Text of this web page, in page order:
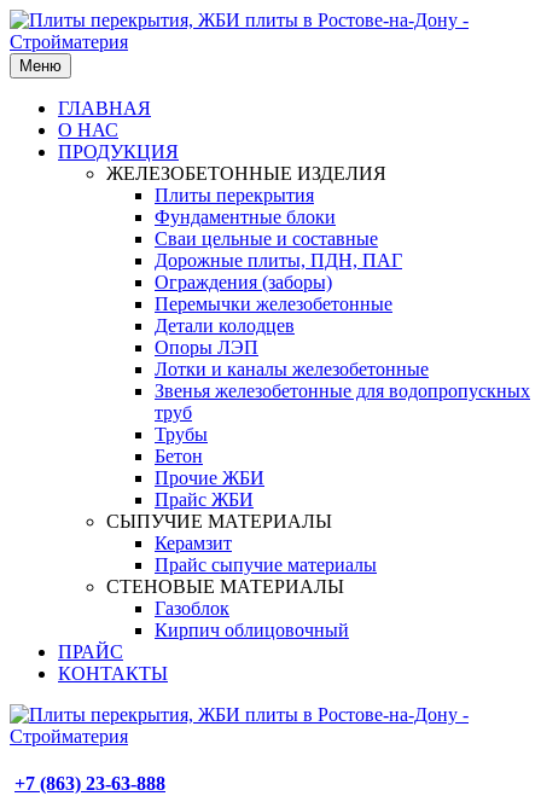
Меню
ГЛАВНАЯ
О НАС
ПРОДУКЦИЯ
ЖЕЛЕЗОБЕТОННЫЕ ИЗДЕЛИЯ
Плиты перекрытия
Фундаментные блоки
Сваи цельные и составные
Дорожные плиты, ПДН, ПАГ
Ограждения (заборы)
Перемычки железобетонные
Детали колодцев
Опоры ЛЭП
Лотки и каналы железобетонные
Звенья железобетонные для водопропускных
труб
Трубы
Бетон
Прочие ЖБИ
Прайс ЖБИ
СЫПУЧИЕ МАТЕРИАЛЫ
Керамзит
Прайс сыпучие материалы
СТЕНОВЫЕ МАТЕРИАЛЫ
Газоблок
Кирпич облицовочный
ПРАЙС
КОНТАКТЫ
+7 (863) 23-63-888